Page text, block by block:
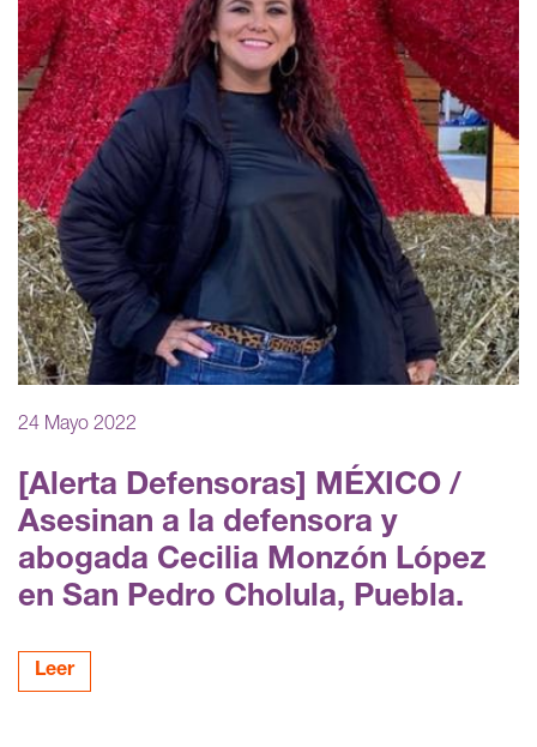
24 Mayo 2022
[Alerta Defensoras] MÉXICO /
Asesinan a la defensora y
abogada Cecilia Monzón López
en San Pedro Cholula, Puebla.
Leer